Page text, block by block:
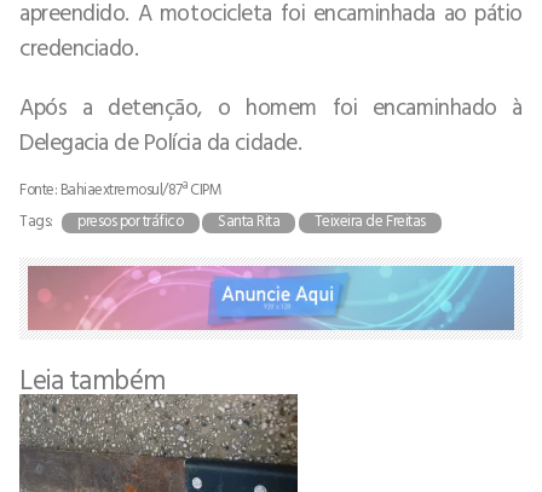
apreendido. A motocicleta foi encaminhada ao pátio
credenciado.
Após a detenção, o homem foi encaminhado à
Delegacia de Polícia da cidade.
Fonte: Bahiaextremosul/87ª CIPM
Tags:
presos por tráfico Santa Rita Teixeira de Freitas
Leia também